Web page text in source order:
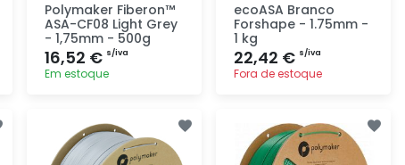
Polymaker Fiberon™
ASA-CF08 Light Grey
- 1,75mm - 500g
16,52 € s/iva
Em estoque
rapidamente
ecoASA Branco
Forshape - 1.75mm -
1 kg
22,42 € s/iva
Fora de estoque
rapidamente